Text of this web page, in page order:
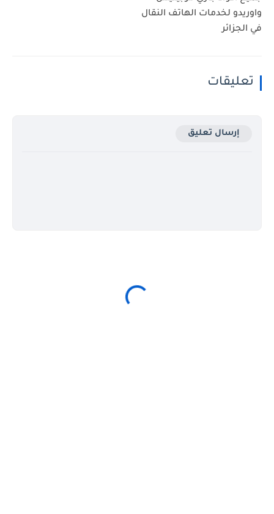
واوريدو لخدمات الهاتف النقال
في الجزائر
تعليقات
إرسال تعليق